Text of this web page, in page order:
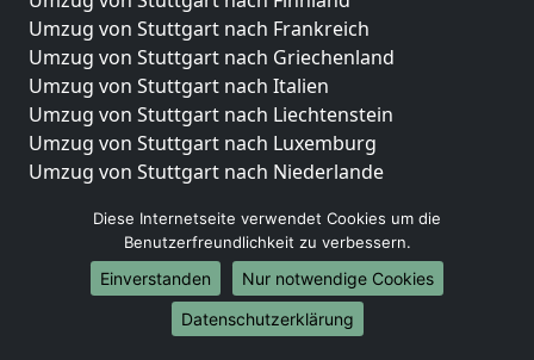
Umzug von Stuttgart nach Frankreich
Umzug von Stuttgart nach Griechenland
Umzug von Stuttgart nach Italien
Umzug von Stuttgart nach Liechtenstein
Umzug von Stuttgart nach Luxemburg
Umzug von Stuttgart nach Niederlande
Umzüge-Deutschlandweit
Umzug von Stuttgart nach Berlin
Umzug von Stuttgart nach Hamburg
Umzug von Stuttgart nach München
Diese Internetseite verwendet Cookies um die
Benutzerfreundlichkeit zu verbessern.
Einverstanden
Nur notwendige Cookies
Datenschutzerklärung